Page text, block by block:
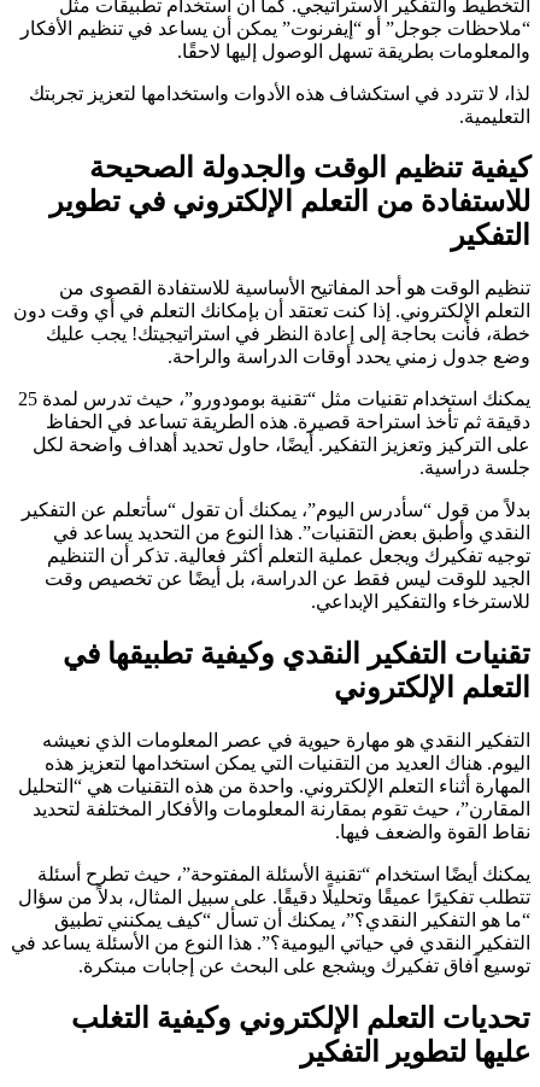
التخطيط والتفكير الاستراتيجي. كما أن استخدام تطبيقات مثل
“ملاحظات جوجل” أو “إيفرنوت” يمكن أن يساعد في تنظيم الأفكار
والمعلومات بطريقة تسهل الوصول إليها لاحقًا.
لذا، لا تتردد في استكشاف هذه الأدوات واستخدامها لتعزيز تجربتك
التعليمية.
كيفية تنظيم الوقت والجدولة الصحيحة
للاستفادة من التعلم الإلكتروني في تطوير
التفكير
تنظيم الوقت هو أحد المفاتيح الأساسية للاستفادة القصوى من
التعلم الإلكتروني. إذا كنت تعتقد أن بإمكانك التعلم في أي وقت دون
خطة، فأنت بحاجة إلى إعادة النظر في استراتيجيتك! يجب عليك
وضع جدول زمني يحدد أوقات الدراسة والراحة.
يمكنك استخدام تقنيات مثل “تقنية بومودورو”، حيث تدرس لمدة 25
دقيقة ثم تأخذ استراحة قصيرة. هذه الطريقة تساعد في الحفاظ
على التركيز وتعزيز التفكير. أيضًا، حاول تحديد أهداف واضحة لكل
جلسة دراسية.
بدلاً من قول “سأدرس اليوم”، يمكنك أن تقول “سأتعلم عن التفكير
النقدي وأطبق بعض التقنيات”. هذا النوع من التحديد يساعد في
توجيه تفكيرك ويجعل عملية التعلم أكثر فعالية. تذكر أن التنظيم
الجيد للوقت ليس فقط عن الدراسة، بل أيضًا عن تخصيص وقت
للاسترخاء والتفكير الإبداعي.
تقنيات التفكير النقدي وكيفية تطبيقها في
التعلم الإلكتروني
التفكير النقدي هو مهارة حيوية في عصر المعلومات الذي نعيشه
اليوم. هناك العديد من التقنيات التي يمكن استخدامها لتعزيز هذه
المهارة أثناء التعلم الإلكتروني. واحدة من هذه التقنيات هي “التحليل
المقارن”، حيث تقوم بمقارنة المعلومات والأفكار المختلفة لتحديد
نقاط القوة والضعف فيها.
يمكنك أيضًا استخدام “تقنية الأسئلة المفتوحة”، حيث تطرح أسئلة
تتطلب تفكيرًا عميقًا وتحليلًا دقيقًا. على سبيل المثال، بدلاً من سؤال
“ما هو التفكير النقدي؟”، يمكنك أن تسأل “كيف يمكنني تطبيق
التفكير النقدي في حياتي اليومية؟”. هذا النوع من الأسئلة يساعد في
توسيع آفاق تفكيرك ويشجع على البحث عن إجابات مبتكرة.
تحديات التعلم الإلكتروني وكيفية التغلب
عليها لتطوير التفكير